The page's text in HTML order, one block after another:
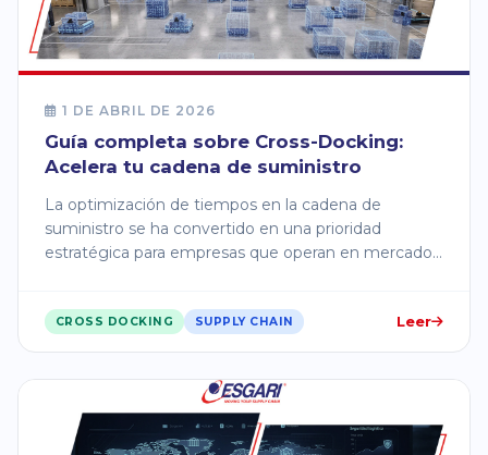
1 DE ABRIL DE 2026
Guía completa sobre Cross-Docking:
Acelera tu cadena de suministro
La optimización de tiempos en la cadena de
suministro se ha convertido en una prioridad
estratégica para empresas que operan en mercados
CROSS DOCKING SUPPLY CHAIN Leer